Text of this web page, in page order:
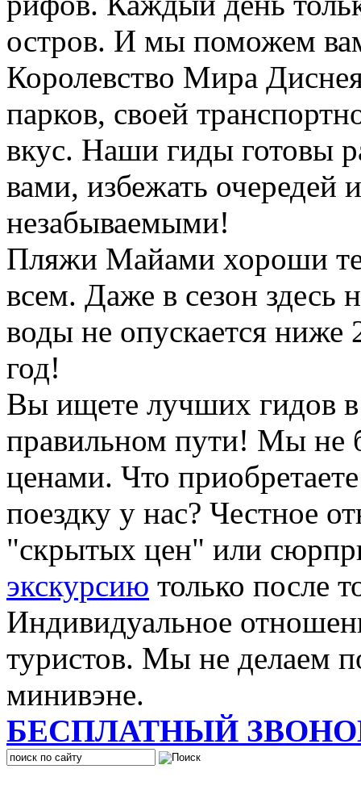
остров. И мы поможем
Королевство Мира
парков, своей
вкус. Наши гиды готовы
вами, избежать очередей
незабываемыми!
Пляжи Майами хороши
всем. Даже в сезон здесь
воды не опускается ниже
год!
Вы ищете лучших
правильном пути! Мы не
ценами. Что
поездку у нас? Честное
"скрытых цен" или
экскурсию только после
Индивидуальное
туристов. Мы не делаем
минивэне.
БЕСПЛАТНЫЙ